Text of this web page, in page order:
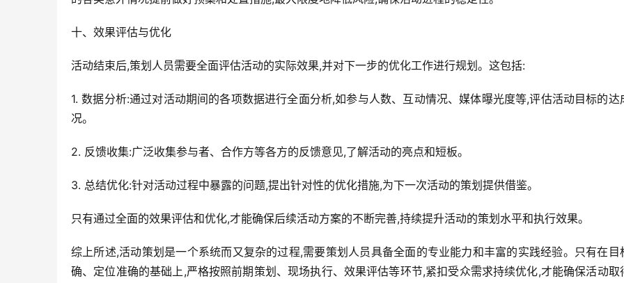
十、效果评估与优化
活动结束后,策划人员需要全面评估活动的实际效果,并对下一步的优化工作进行规划。这包括:
1. 数据分析:通过对活动期间的各项数据进行全面分析,如参与人数、互动情况、媒体曝光度等,评估活动目标的达
况。
2. 反馈收集:广泛收集参与者、合作方等各方的反馈意见,了解活动的亮点和短板。
3. 总结优化:针对活动过程中暴露的问题,提出针对性的优化措施,为下一次活动的策划提供借鉴。
只有通过全面的效果评估和优化,才能确保后续活动方案的不断完善,持续提升活动的策划水平和执行效果。
综上所述,活动策划是一个系统而又复杂的过程,需要策划人员具备全面的专业能力和丰富的实践经验。只有在目
确、定位准确的基础上,严格按照前期策划、现场执行、效果评估等环节,紧扣受众需求持续优化,才能确保活动取